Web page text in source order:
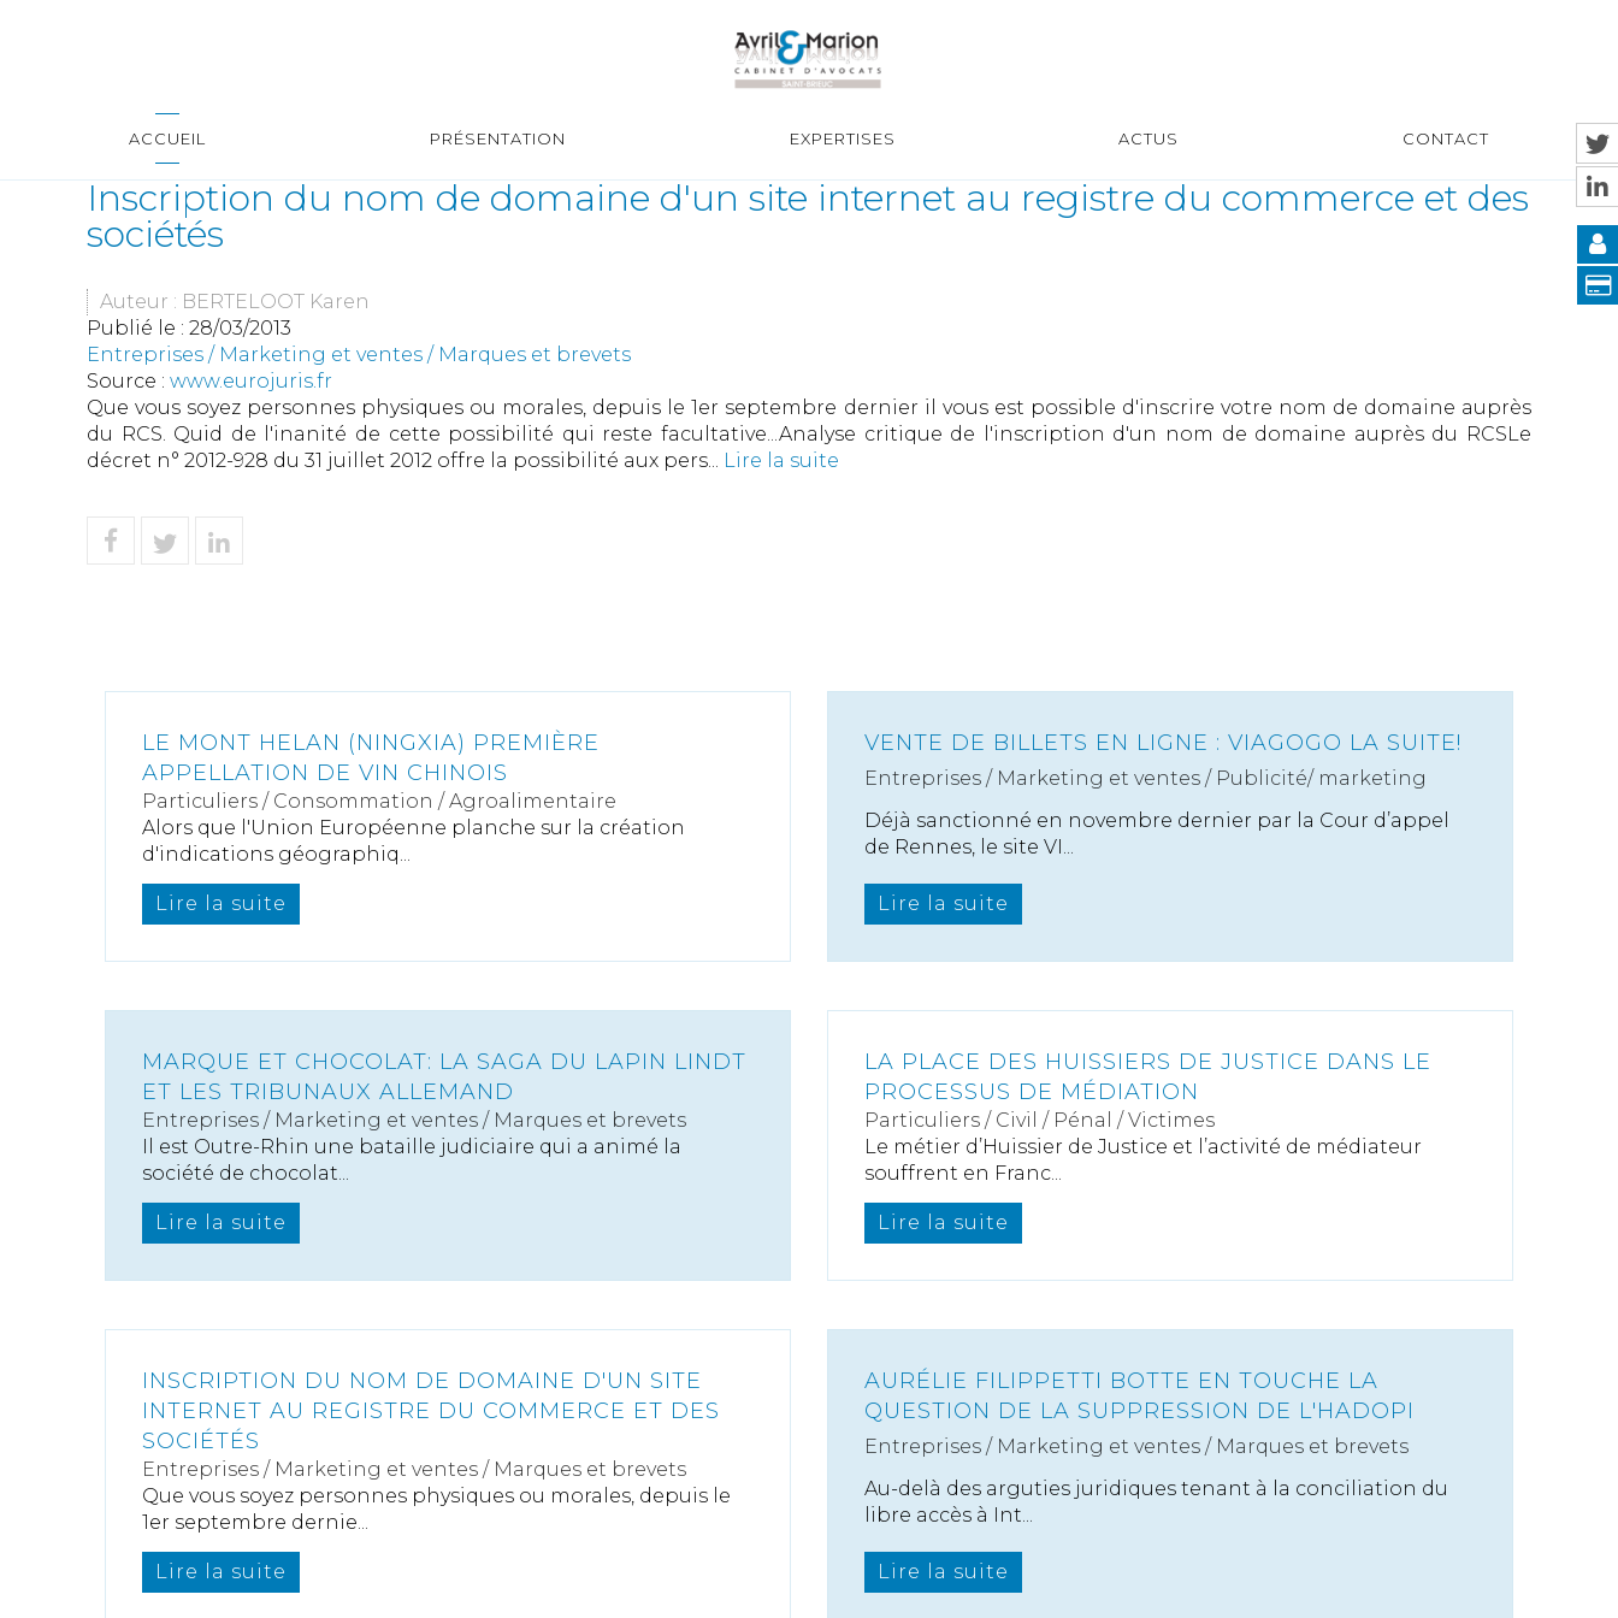
ACCUEIL PRÉSENTATION EXPERTISES ACTUS CONTACT
Inscription du nom de domaine d'un site internet au registre du commerce et des
sociétés
Auteur : BERTELOOT Karen
Publié le : 28/03/2013
Entreprises / Marketing et ventes / Marques et brevets
Source : www.eurojuris.fr
Que vous soyez personnes physiques ou morales, depuis le 1er septembre dernier il vous est possible d'inscrire votre nom de domaine auprès
du RCS. Quid de l'inanité de cette possibilité qui reste facultative...Analyse critique de l'inscription d'un nom de domaine auprès du RCSLe
décret n° 2012-928 du 31 juillet 2012 offre la possibilité aux pers... Lire la suite
LE MONT HELAN (NINGXIA) PREMIÈRE
APPELLATION DE VIN CHINOIS
Particuliers / Consommation /Agroalimentaire
Alors que l'Union Européenne planche sur la création
d'indications géographiq...
Lire la suite
VENTE DE BILLETS EN LIGNE : VIAGOGO LA SUITE!
Entreprises / Marketing et ventes / Publicité/ marketing
Déjà sanctionné en novembre dernier par la Cour d’appel
de Rennes, le site VI...
Lire la suite
MARQUE ET CHOCOLAT: LA SAGA DU LAPIN LINDT
ET LES TRIBUNAUX ALLEMAND
Entreprises / Marketing et ventes / Marques et brevets
Il est Outre-Rhin une bataille judiciaire qui a animé la
société de chocolat...
Lire la suite
LA PLACE DES HUISSIERS DE JUSTICE DANS LE
PROCESSUS DE MÉDIATION
Particuliers / Civil / Pénal /Victimes
Le métier d’Huissier de Justice et l’activité de médiateur
souffrent en Franc...
Lire la suite
INSCRIPTION DU NOM DE DOMAINE D'UN SITE
INTERNET AU REGISTRE DU COMMERCE ET DES
SOCIÉTÉS
Entreprises / Marketing et ventes / Marques et brevets
Que vous soyez personnes physiques ou morales, depuis le
1er septembre dernie...
Lire la suite
AURÉLIE FILIPPETTI BOTTE EN TOUCHE LA
QUESTION DE LA SUPPRESSION DE L'HADOPI
Entreprises / Marketing et ventes / Marques et brevets
Au-delà des arguties juridiques tenant à la conciliation du
libre accès à Int...
Lire la suite